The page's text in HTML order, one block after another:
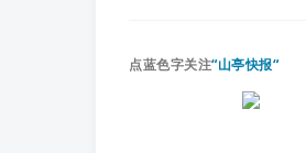
点蓝色字关注“山亭快报“